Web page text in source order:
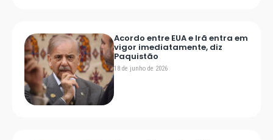
Acordo entre EUA e Irã entra em
vigor imediatamente, diz
Paquistão
18 de junho de 2026